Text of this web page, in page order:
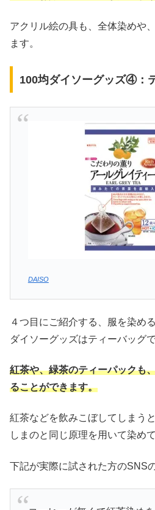
アクリル絵の具も、全体染めや
ます。
100均ダイソーグッズ④：
DAISO
４つ目にご紹介する、服を染め
ダイソーグッズはティーバッグで
紅茶や、緑茶のティーパックも
ることができます。
紅茶などを飲みこぼしてしまう
しまのと同じ原理を用いて染め
下記が実際に試された方のSNS